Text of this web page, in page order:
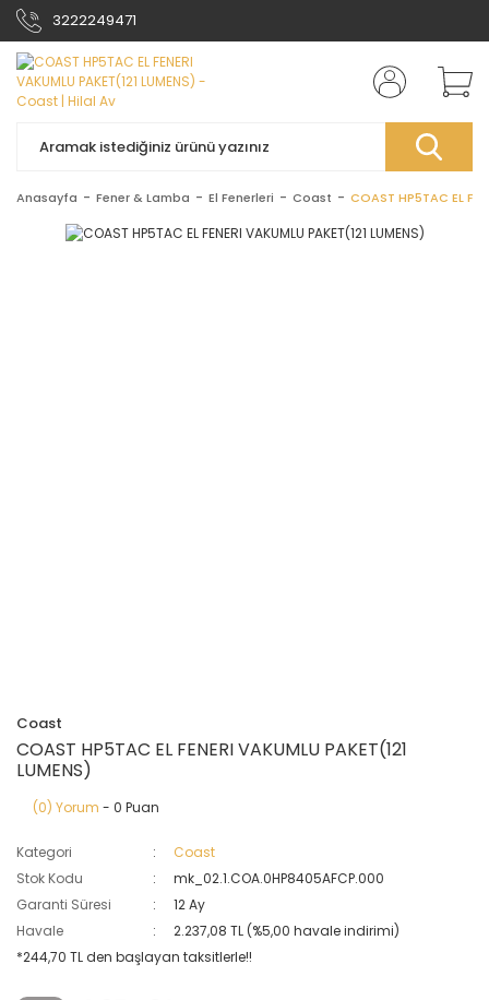
3222249471
Anasayfa Fener & Lamba El Fenerleri Coast COAST HP5TAC EL
Coast
COAST HP5TAC EL FENERI VAKUMLU PAKET(121
LUMENS)
(0) Yorum - 0 Puan
Kategori
Coast
Stok Kodu
mk_02.1.COA.0HP8405AFCP.000
Garanti Süresi
12 Ay
Havale
2.237,08 TL (%5,00 havale indirimi)
*244,70 TL den başlayan taksitlerle!!